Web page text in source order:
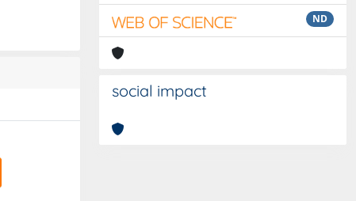
ND
social impact